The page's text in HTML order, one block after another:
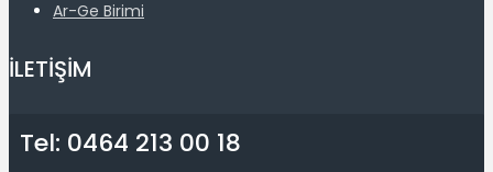
Ar-Ge Birimi
İLETİŞİM
Tel: 0464 213 00 18